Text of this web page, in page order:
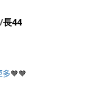
長44
🧡🧡